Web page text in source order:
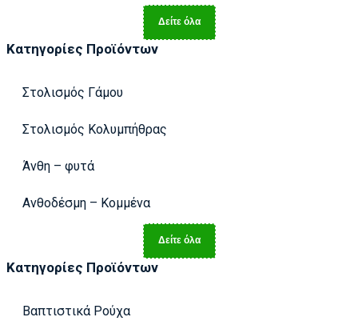
Δείτε όλα
Κατηγορίες Προϊόντων
Στολισμός Γάμου
Στολισμός Κολυμπήθρας
Άνθη – φυτά
Ανθοδέσμη – Κομμένα
Δείτε όλα
Κατηγορίες Προϊόντων
Βαπτιστικά Ρούχα